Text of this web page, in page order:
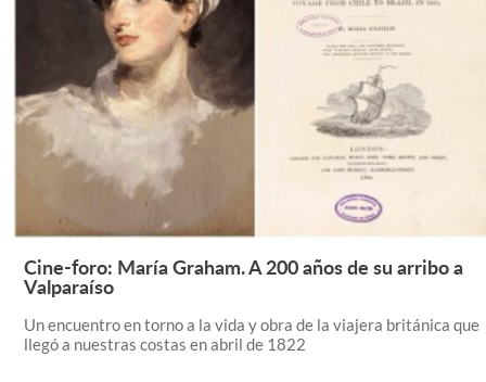
Leer Más +
Cine-foro: María Graham. A 200 años de su arribo a
Valparaíso
Un encuentro en torno a la vida y obra de la viajera británica que
llegó a nuestras costas en abril de 1822